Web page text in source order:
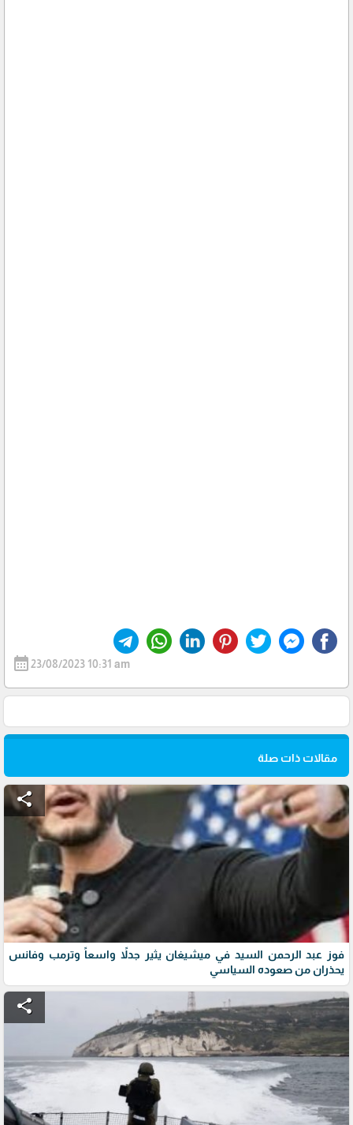
calendar_month23/08/2023 10:31 am
مقالات ذات صلة
share
فوز عبد الرحمن السيد في ميشيغان يثير جدلاً واسعاً وترمب وفانس
يحذران من صعوده السياسي
share